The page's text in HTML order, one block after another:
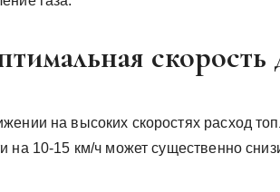
на высоких скоростях расход
на 10-15 км/ч может существенно